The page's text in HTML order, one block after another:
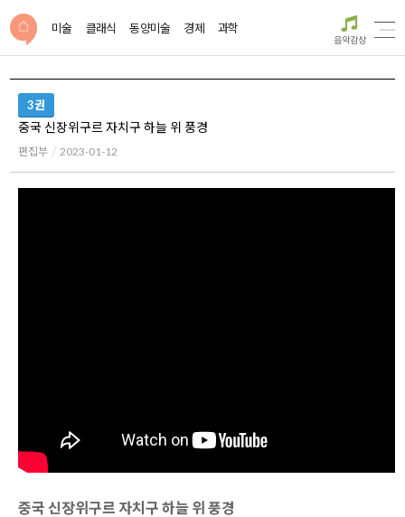
미술 클래식 동양미술 경제 과학
음악감상
3권
중국 신장위구르 자치구 하늘 위 풍경
편집부 2023-01-12
중국 신장위구르 자치구 하늘 위 풍경